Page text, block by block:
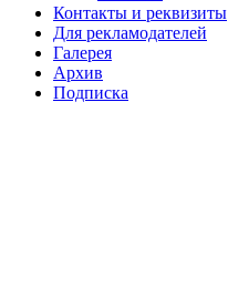
Контакты и реквизиты
Для рекламодателей
Галерея
Архив
Подписка